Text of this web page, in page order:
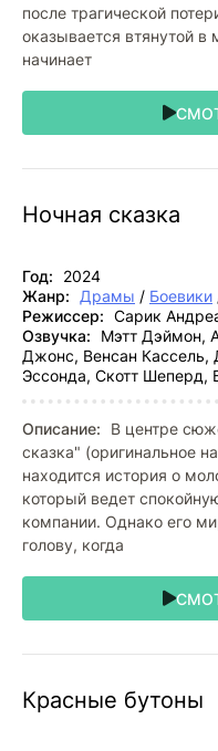
после трагической
оказывается втянутой в
начинает
Ночная сказка
Год:
2024
Жанр:
Драмы / Боевики
Режиссер: Сарик
Озвучка:
Мэтт Дэймон,
Джонс, Венсан Кассель,
Эссонда, Скотт Шеперд,
Описание:
В центре
сказка" (оригинальное
находится история о
который ведет
компании. Однако его
голову, когда
Красные бутоны